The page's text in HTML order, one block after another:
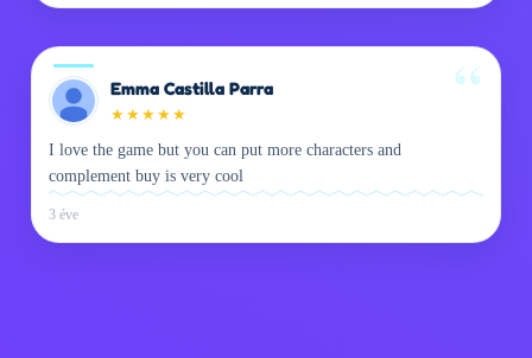
Emma Castilla Parra
★ ★ ★ ★ ★
I love the game but you can put more characters and
complement buy is very cool
3 éve